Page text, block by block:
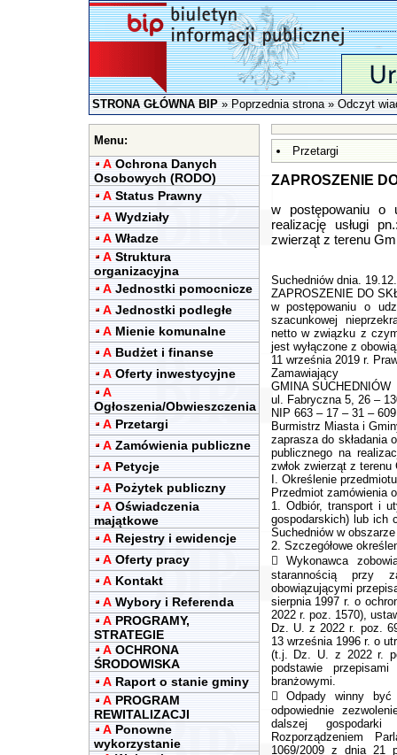
STRONA GŁÓWNA BIP»Poprzednia strona» Odczyt
Menu:
A Ochrona Danych
Osobowych (RODO)
A Status Prawny
A Wydziały
A Władze
A Struktura
organizacyjna
A Jednostki pomocnicze
A Jednostki podległe
A Mienie komunalne
A Budżet i finanse
A Oferty inwestycyjne
A
Ogłoszenia/Obwieszczenia
A Przetargi
A Zamówienia publiczne
A Petycje
A Pożytek publiczny
A Oświadczenia
majątkowe
A Rejestry i ewidencje
A Oferty pracy
A Kontakt
A Wybory i Referenda
A PROGRAMY,
STRATEGIE
A OCHRONA
ŚRODOWISKA
A Raport o stanie gminy
A PROGRAM
REWITALIZACJI
A Ponowne
wykorzystanie
Przetargi
ZAPROSZENIE
w postępowaniu o
realizację usługi
zwierząt z terenu
Suchedniów dnia.
ZAPROSZENIE DO
w postępowaniu o
szacunkowej
netto w związku z
jest wyłączone z
11 września 2019 r.
Zamawiający
GMINA SUCHEDNIÓW
ul. Fabryczna 5, 26 –
NIP 663 – 17 – 31 – 609
Burmistrz Miasta i
zaprasza do składania
publicznego na
zwłok zwierząt z terenu
I. Określenie
Przedmiot zamówienia
1. Odbiór, transport i
gospodarskich) lub ich
Suchedniów w
2. Szczegółowe
 Wykonawca
starannością przy
obowiązującymi
sierpnia 1997 r. o
2022 r. poz. 1570),
Dz. U. z 2022 r. poz.
13 września 1996 r. o
(t.j. Dz. U. z 2022 r.
podstawie
branżowymi.
 Odpady winny być
odpowiednie
dalszej gospodarki
Rozporządzeniem
1069/2009 z dnia 21